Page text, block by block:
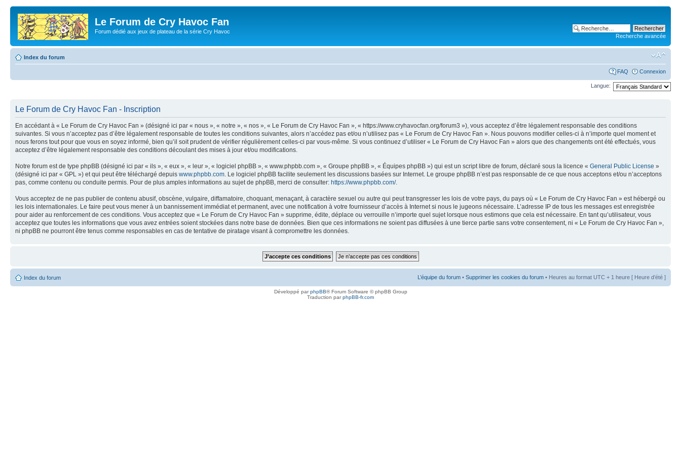
Le Forum de Cry Havoc Fan
Forum dédié aux jeux de plateau de la série Cry Havoc
Recherche avancée
Index du forum
FAQ Connexion
Langue:
Le Forum de Cry Havoc Fan - Inscription
En accédant à « Le Forum de Cry Havoc Fan » (désigné ici par « nous », « notre », « nos », « Le Forum de Cry Havoc Fan », « https://www.cryhavocfan.org/forum3 »), vous acceptez d’être légalement responsable des conditions
suivantes. Si vous n’acceptez pas d’être légalement responsable de toutes les conditions suivantes, alors n’accédez pas et/ou n’utilisez pas « Le Forum de Cry Havoc Fan ». Nous pouvons modifier celles-ci à n’importe quel moment et
nous ferons tout pour que vous en soyez informé, bien qu’il soit prudent de vérifier régulièrement celles-ci par vous-même. Si vous continuez d’utiliser « Le Forum de Cry Havoc Fan » alors que des changements ont été effectués, vous
acceptez d’être légalement responsable des conditions découlant des mises à jour et/ou modifications.
Notre forum est de type phpBB (désigné ici par « ils », « eux », « leur », « logiciel phpBB », « www.phpbb.com », « Groupe phpBB », « Équipes phpBB ») qui est un script libre de forum, déclaré sous la licence « General Public License »
(désigné ici par « GPL ») et qui peut être téléchargé depuis www.phpbb.com. Le logiciel phpBB facilite seulement les discussions basées sur Internet. Le groupe phpBB n’est pas responsable de ce que nous acceptons et/ou n’acceptons
pas, comme contenu ou conduite permis. Pour de plus amples informations au sujet de phpBB, merci de consulter: https://www.phpbb.com/.
Vous acceptez de ne pas publier de contenu abusif, obscène, vulgaire, diffamatoire, choquant, menaçant, à caractère sexuel ou autre qui peut transgresser les lois de votre pays, du pays où « Le Forum de Cry Havoc Fan » est hébergé ou
les lois internationales. Le faire peut vous mener à un bannissement immédiat et permanent, avec une notification à votre fournisseur d’accès à Internet si nous le jugeons nécessaire. L’adresse IP de tous les messages est enregistrée
pour aider au renforcement de ces conditions. Vous acceptez que « Le Forum de Cry Havoc Fan » supprime, édite, déplace ou verrouille n’importe quel sujet lorsque nous estimons que cela est nécessaire. En tant qu’utilisateur, vous
acceptez que toutes les informations que vous avez entrées soient stockées dans notre base de données. Bien que ces informations ne soient pas diffusées à une tierce partie sans votre consentement, ni « Le Forum de Cry Havoc Fan »,
ni phpBB ne pourront être tenus comme responsables en cas de tentative de piratage visant à compromettre les données.
Index du forum L’équipe du forum • Supprimer les cookies du forum • Heures au format UTC + 1 heure [ Heure d’été ]
Développé parphpBB® Forum Software © phpBB Group
Traduction parphpBB-fr.com